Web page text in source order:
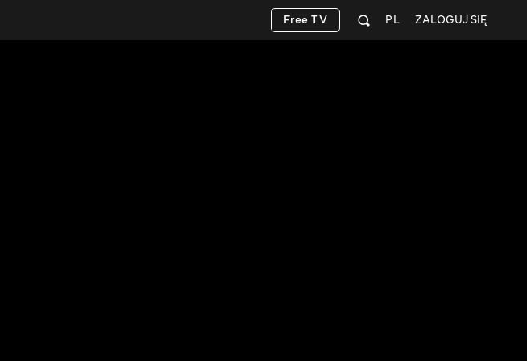
ZALOGUJ SIĘ
PL
Free TV